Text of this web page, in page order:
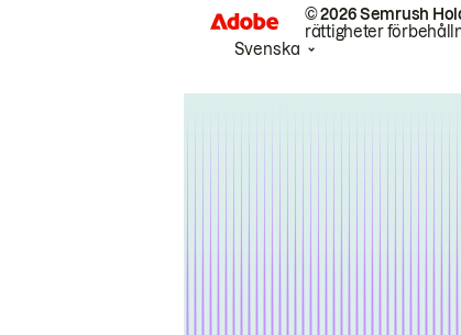
© 2026 Semrush
rättigheter
Svenska